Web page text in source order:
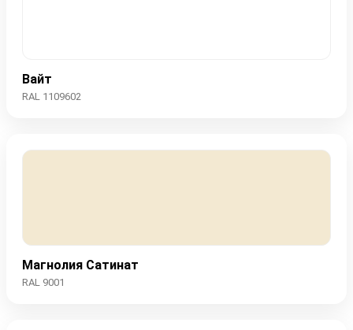
Вайт
RAL 1109602
Магнолия Сатинат
RAL 9001